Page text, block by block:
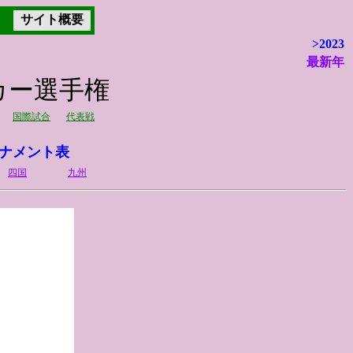
サイト概要
>2023
最新年
ー選手権
国際試合 代表戦
メント表
四国 九州